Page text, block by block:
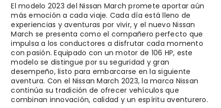
El modelo 2023 del Nissan March promete aportar aún
más emoción a cada viaje. Cada día está lleno de
experiencias y aventuras por vivir, y el nuevo Nissan
March se presenta como el compañero perfecto que
impulsa a los conductores a disfrutar cada momento
con pasión. Equipado con un motor de 106 HP, este
modelo se distingue por su seguridad y gran
desempeño, listo para embarcarse en la siguiente
aventura. Con el Nissan March 2023, la marca Nissan
continúa su tradición de ofrecer vehículos que
combinan innovación, calidad y un espíritu aventurero.